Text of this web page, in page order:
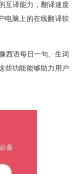
互译能力，翻译速度
电脑上的在线翻译软
西语每日一句、生词
些功能能够助力用户